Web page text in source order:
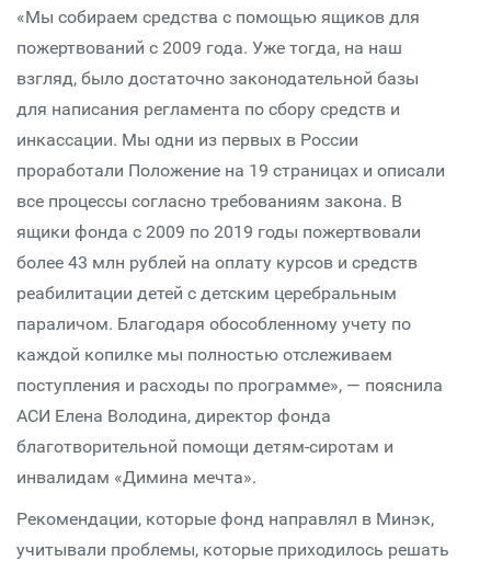
«Мы собираем средства с помощью ящиков для
пожертвований с 2009 года. Уже тогда, на наш
взгляд, было достаточно законодательной базы
для написания регламента по сбору средств и
инкассации. Мы одни из первых в России
проработали Положение на 19 страницах и описали
все процессы согласно требованиям закона. В
ящики фонда с 2009 по 2019 годы пожертвовали
более 43 млн рублей на оплату курсов и средств
реабилитации детей с детским церебральным
параличом. Благодаря обособленному учету по
каждой копилке мы полностью отслеживаем
поступления и расходы по программе», — пояснила
АСИ Елена Володина, директор фонда
благотворительной помощи детям-сиротам и
инвалидам «Димина мечта».
Рекомендации, которые фонд направлял в Минэк,
учитывали проблемы, которые приходилось решать